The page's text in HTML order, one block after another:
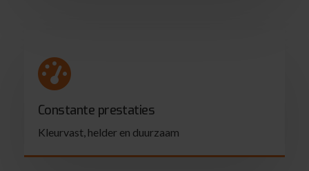
Constante prestaties
Kleurvast, helder en duurzaam